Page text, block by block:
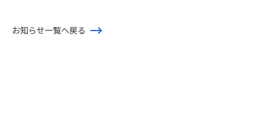
お知らせ一覧へ戻る